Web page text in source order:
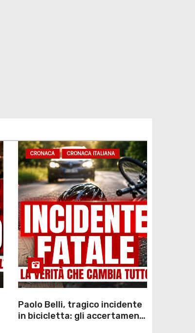
CRONACA CRONACA ITALIANA
Paolo Belli, tragico incidente
in bicicletta: gli accertamenti